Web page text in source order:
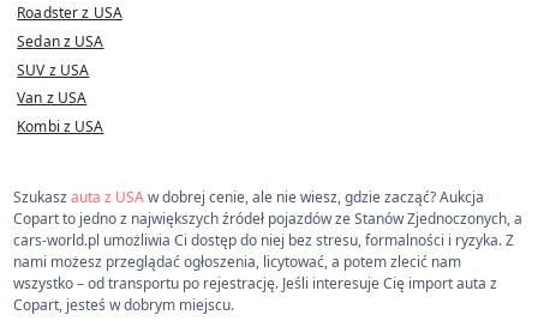
Roadster z USA
Sedan z USA
SUV z USA
Van z USA
Kombi z USA
Szukaszauta z USAw dobrej cenie, ale nie wiesz, gdzie zacząć? Aukcja
Copart to jedno z największych źródeł pojazdów ze Stanów Zjednoczonych, a
cars-world.pl umożliwia Ci dostęp do niej bez stresu, formalności i ryzyka. Z
nami możesz przeglądać ogłoszenia, licytować, a potem zlecić nam
wszystko – od transportu po rejestrację. Jeśli interesuje Cię import auta z
Copart, jesteś w dobrym miejscu.